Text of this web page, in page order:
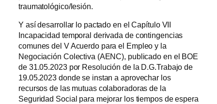
traumatológico/lesión.
Y así desarrollar lo pactado en el Capítulo VII
Incapacidad temporal derivada de contingencias
comunes del V Acuerdo para el Empleo y la
Negociación Colectiva (AENC), publicado en el BOE
de 31.05.2023 por Resolución de la D.G.Trabajo de
19.05.2023 donde se instan a aprovechar los
recursos de las mutuas colaboradoras de la
Seguridad Social para mejorar los tiempos de espera